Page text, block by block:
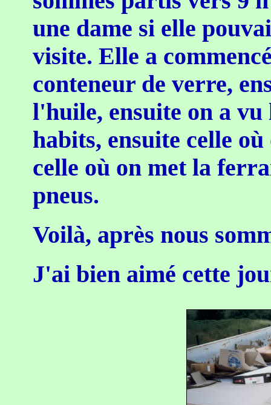
une dame si elle
visite. Elle a
conteneur de verre,
l'huile, ensuite on a vu
habits, ensuite celle
celle où on met la
pneus.
Voilà, après nous
J'ai bien aimé cette